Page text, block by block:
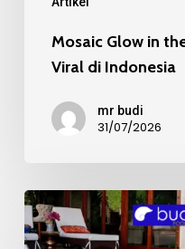
Mosaic Glow in
Viral di Indonesia
mr budi
31/07/2026
Mosaic
Kaca